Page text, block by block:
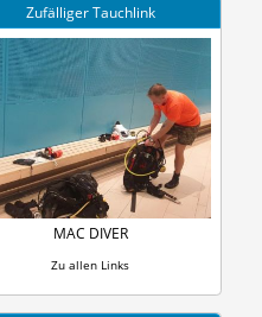
Zufälliger Tauchlink
MAC DIVER
Zu allen Links